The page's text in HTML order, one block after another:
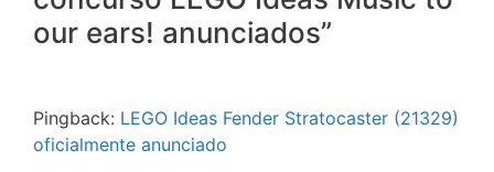
our ears! anunciados”
Pingback: LEGO Ideas Fender Stratocaster (21329)
oficialmente anunciado